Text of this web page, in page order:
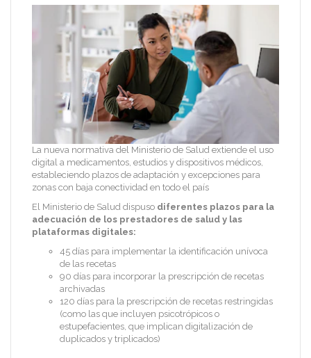
La nueva normativa del Ministerio de Salud extiende el uso
digital a medicamentos, estudios y dispositivos médicos,
estableciendo plazos de adaptación y excepciones para
zonas con baja conectividad en todo el país
El Ministerio de Salud dispuso diferentes plazos para la
adecuación de los prestadores de salud y las
plataformas digitales:
45 días para implementar la identificación unívoca
de las recetas
90 días para incorporar la prescripción de recetas
archivadas
120 días para la prescripción de recetas restringidas
(como las que incluyen psicotrópicos o
estupefacientes, que implican digitalización de
duplicados y triplicados)